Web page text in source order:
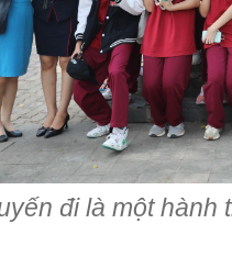
đi là một hành